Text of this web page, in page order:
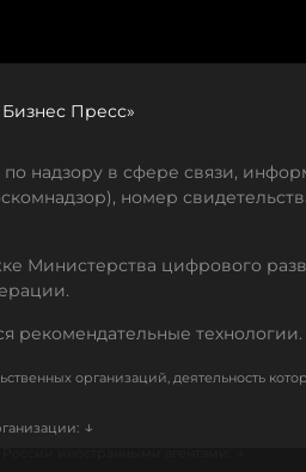
Пресс»
надзору в сфере связи,
номер
Министерства цифрового
организаций, деятельность
↓